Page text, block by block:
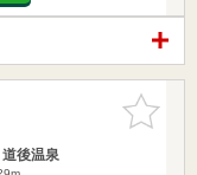
お気に入
りに追加
後温泉